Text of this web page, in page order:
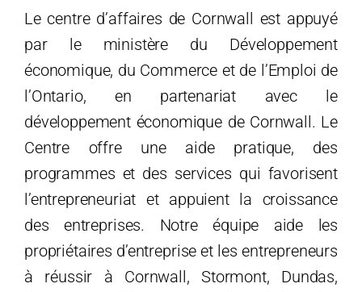
Contact
Le centre d’affaires de Cornwall est appuyé
par le ministère du Développement
économique, du Commerce et de l’Emploi de
l’Ontario, en partenariat avec le
développement économique de Cornwall. Le
Centre offre une aide pratique, des
programmes et des services qui favorisent
l’entrepreneuriat et appuient la croissance
des entreprises. Notre équipe aide les
propriétaires d’entreprise et les entrepreneurs
à réussir à Cornwall, Stormont, Dundas,